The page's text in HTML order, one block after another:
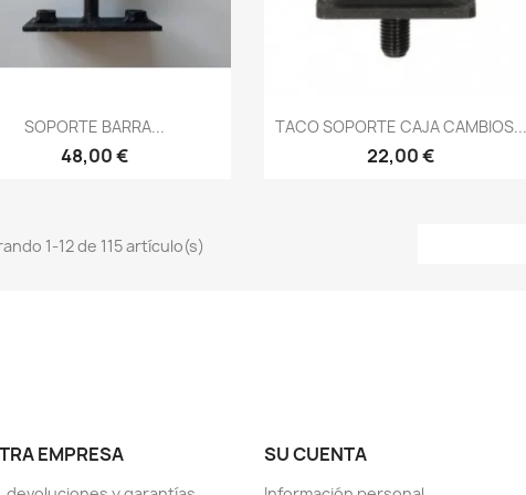
Vista rápida
SOPORTE BARRA...
48,00 €
Vista rápida
TACO SOPORTE CAJA CAMBIOS...
22,00 €
1-12 de 115 artículo(s)
EMPRESA SU CUENTA